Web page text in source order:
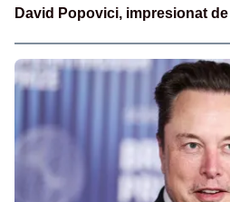
David Popovici, impresionat